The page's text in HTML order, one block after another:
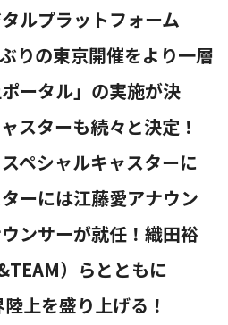
ルプラットフォーム
りの東京開催をより一層
ータル」の実施が決
スターも続々と決定！
ペシャルキャスターに
ーには江藤愛アナウン
ンサーが就任！織田裕
）らとともに
上を盛り上げる！